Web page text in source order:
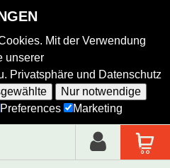
Mit der Verwendung
unserer
Privatsphäre und Datenschutz
Nur notwendige
Preferences Marketing